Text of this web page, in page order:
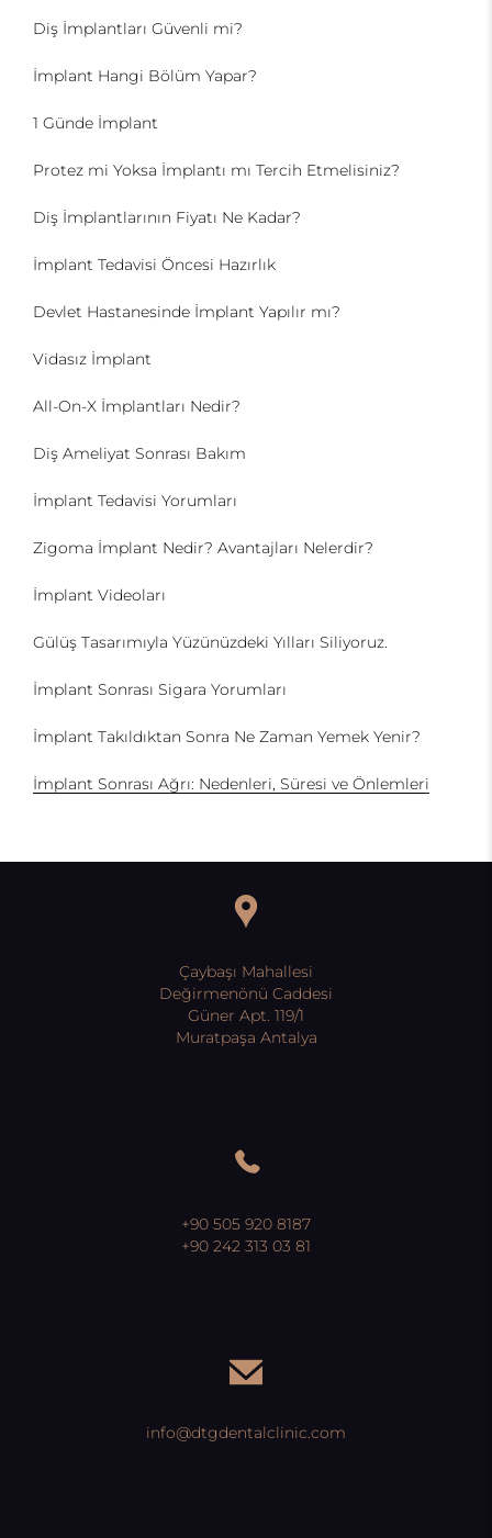
Diş İmplantları Güvenli mi?
İmplant Hangi Bölüm Yapar?
1 Günde İmplant
Protez mi Yoksa İmplantı mı Tercih Etmelisiniz?
Diş İmplantlarının Fiyatı Ne Kadar?
İmplant Tedavisi Öncesi Hazırlık
Devlet Hastanesinde İmplant Yapılır mı?
Vidasız İmplant
All-On-X İmplantları Nedir?
Diş Ameliyat Sonrası Bakım
İmplant Tedavisi Yorumları
Zigoma İmplant Nedir? Avantajları Nelerdir?
İmplant Videoları
Gülüş Tasarımıyla Yüzünüzdeki Yılları Siliyoruz.
İmplant Sonrası Sigara Yorumları
İmplant Takıldıktan Sonra Ne Zaman Yemek Yenir?
İmplant Sonrası Ağrı: Nedenleri, Süresi ve Önlemleri
Çaybaşı Mahallesi
Değirmenönü Caddesi
Güner Apt. 119/1
Muratpaşa Antalya
+90 505 920 8187
+90 242 313 03 81
info@dtgdentalclinic.com